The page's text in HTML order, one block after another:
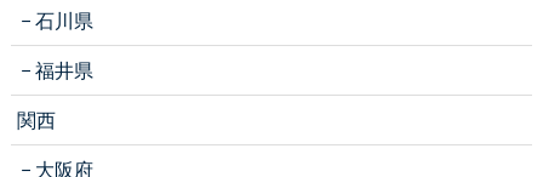
石川県
福井県
関西
大阪府